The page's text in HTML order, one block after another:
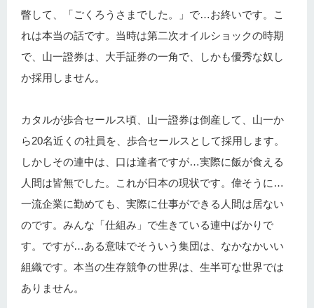
瞥して、「ごくろうさまでした。」で…お終いです。こ
れは本当の話です。当時は第二次オイルショックの時期
で、山一證券は、大手証券の一角で、しかも優秀な奴し
か採用しません。
カタルが歩合セールス頃、山一證券は倒産して、山一か
ら20名近くの社員を、歩合セールスとして採用します。
しかしその連中は、口は達者ですが…実際に飯が食える
人間は皆無でした。これが日本の現状です。偉そうに…
一流企業に勤めても、実際に仕事ができる人間は居ない
のです。みんな「仕組み」で生きている連中ばかりで
す。ですが…ある意味でそういう集団は、なかなかいい
組織です。本当の生存競争の世界は、生半可な世界では
ありません。